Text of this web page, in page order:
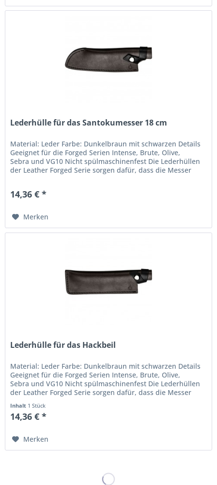
Lederhülle für das Santokumesser 18 cm
Material: Leder Farbe: Dunkelbraun mit schwarzen Details
Geeignet für die Forged Serien Intense, Brute, Olive,
Sebra und VG10 Nicht spülmaschinenfest Die Lederhüllen
der Leather Forged Serie sorgen dafür, dass die Messer
14,36 € *
Merken
Lederhülle für das Hackbeil
Material: Leder Farbe: Dunkelbraun mit schwarzen Details
Geeignet für die Forged Serien Intense, Brute, Olive,
Sebra und VG10 Nicht spülmaschinenfest Die Lederhüllen
der Leather Forged Serie sorgen dafür, dass die Messer
Inhalt 1 Stück
14,36 € *
Merken